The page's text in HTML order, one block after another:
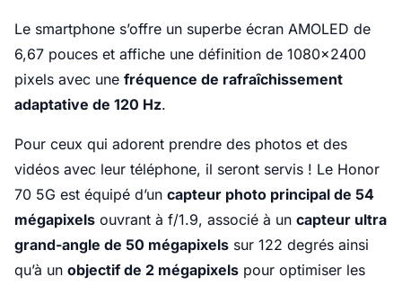
Le smartphone s’offre un superbe écran AMOLED de
6,67 pouces et affiche une définition de 1080x2400
pixels avec une fréquence de rafraîchissement
adaptative de 120 Hz.
Pour ceux qui adorent prendre des photos et des
vidéos avec leur téléphone, il seront servis ! Le Honor
70 5G est équipé d’un capteur photo principal de 54
mégapixels ouvrant à f/1.9, associé à un capteur ultra
grand-angle de 50 mégapixels sur 122 degrés ainsi
qu’à un objectif de 2 mégapixels pour optimiser les